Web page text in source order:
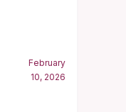
February
10, 2026